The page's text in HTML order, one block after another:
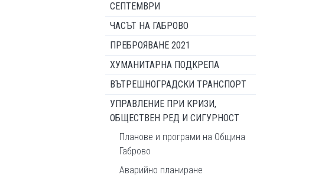
СЕПТЕМВРИ
ЧАСЪТ НА ГАБРОВО
ПРЕБРОЯВАНЕ 2021
ХУМАНИТАРНА ПОДКРЕПА
ВЪТРЕШНОГРАДСКИ ТРАНСПОРТ
УПРАВЛЕНИЕ ПРИ КРИЗИ,
ОБЩЕСТВЕН РЕД И СИГУРНОСТ
Планове и програми на Община
Габрово
Аварийно планиране